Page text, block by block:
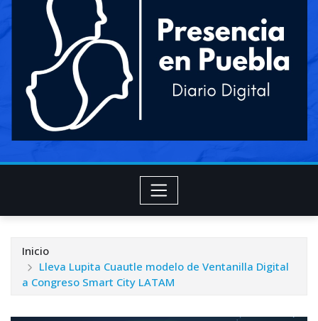
Inicio
Lleva Lupita Cuautle modelo de Ventanilla Digital
a Congreso Smart City LATAM